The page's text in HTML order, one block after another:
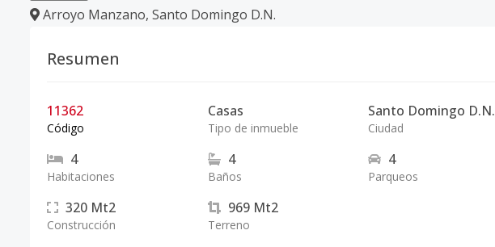
Arroyo Manzano, Santo Domingo D.N.
Resumen
11362
Código
Casas
Tipo de inmueble
Santo Domingo D.N.
Ciudad
4
Habitaciones
4
Baños
4
Parqueos
320 Mt2
Construcción
969 Mt2
Terreno